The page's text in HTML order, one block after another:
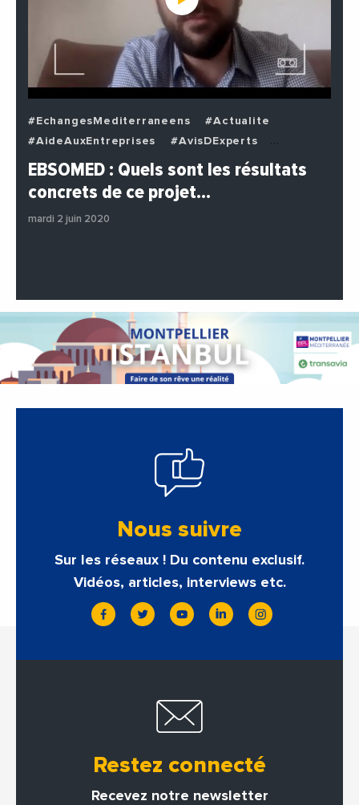
#EchangesMediterraneens
#Actualite
#AideAuxEntreprises
#AvisDExperts
#BuzzNews
#Decideurs
#Entreprises
#Institutions
EBSOMED : Quels sont les résultats
concrets de ce projet…
mardi 2 juin 2020
Nous suivre
Sur les réseaux ! Du contenu exclusif.
Vidéos, articles, interviews etc.
Restez connecté
Recevez notre newsletter